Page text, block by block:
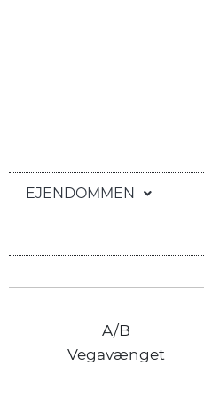
EJENDOMMEN
A/B
Vegavænget